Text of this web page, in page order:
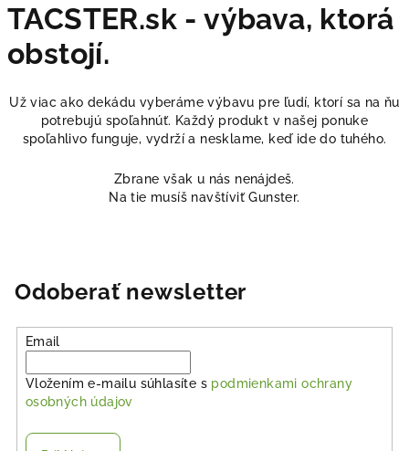
TACSTER.sk - výbava, ktorá
obstojí.
Už viac ako dekádu vyberáme výbavu pre ľudí, ktorí sa na ňu
potrebujú spoľahnúť. Každý produkt v našej ponuke
spoľahlivo funguje, vydrží a nesklame, keď ide do tuhého.
Zbrane však u nás nenájdeš.
Na tie musíš navštíviť Gunster.
Odoberať newsletter
Email
Vložením e-mailu súhlasíte s podmienkami ochrany
osobných údajov